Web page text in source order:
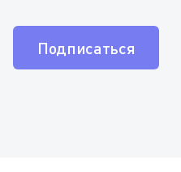
Подписаться